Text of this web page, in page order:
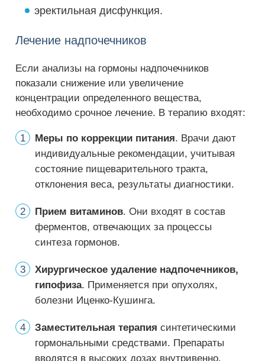
эректильная дисфункция.
Лечение надпочечников
Если анализы на гормоны надпочечников
показали снижение или увеличение
концентрации определенного вещества,
необходимо срочное лечение. В терапию входят:
Меры по коррекции питания. Врачи дают
индивидуальные рекомендации, учитывая
состояние пищеварительного тракта,
отклонения веса, результаты диагностики.
Прием витаминов. Они входят в состав
ферментов, отвечающих за процессы
синтеза гормонов.
Хирургическое удаление надпочечников,
гипофиза. Применяется при опухолях,
болезни Иценко-Кушинга.
Заместительная терапия синтетическими
гормональными средствами. Препараты
вводятся в высоких дозах внутривенно.